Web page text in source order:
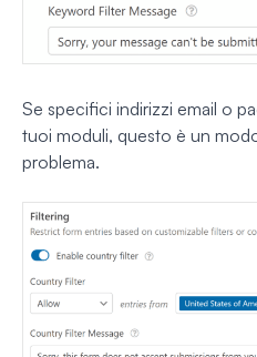
Se specifici indirizzi email o
tuoi moduli, questo è un
problema.